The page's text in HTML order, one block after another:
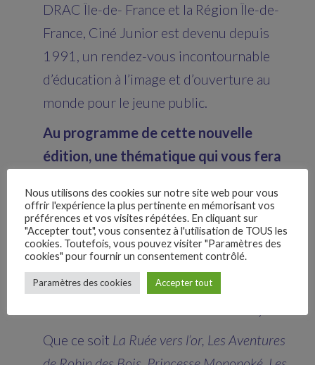
Follow Us
DRAC Île-de- France et la Région Île-de-
France, Ciné Junior est devenu depuis
1991, un rendez-vous incontournable
d’éducation à l’image et d’ouverture au
monde pour le jeune public.
Au programme de cette nouvelle
édition, une thématique qui vous fera
Parfois, un accident ou un heureux hasard,
peut être le début d’une grande aventure !
Avec du courage, des amis intrépides et un
sac à dos bien rempli, le grand saut vers
Que ce soit La Ruée vers l’or, Les Aventures
Nous utilisons des cookies sur notre site web pour vous
offrir l'expérience la plus pertinente en mémorisant vos
préférences et vos visites répétées. En cliquant sur
"Accepter tout", vous consentez à l'utilisation de TOUS les
cookies. Toutefois, vous pouvez visiter "Paramètres des
cookies" pour fournir un consentement contrôlé.
Paramètres des cookies Accepter tout